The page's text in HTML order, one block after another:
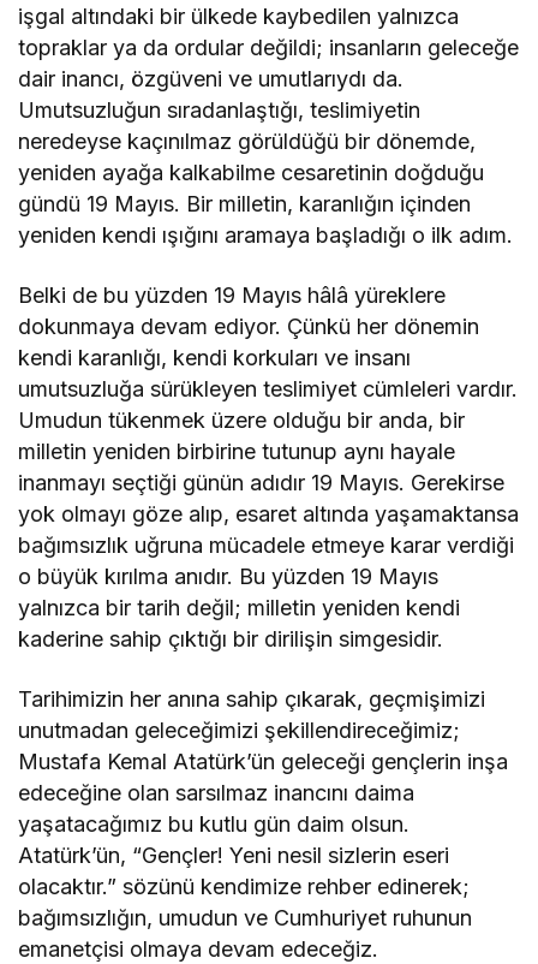
işgal altındaki bir ülkede kaybedilen yalnızca
topraklar ya da ordular değildi; insanların geleceğe
dair inancı, özgüveni ve umutlarıydı da.
Umutsuzluğun sıradanlaştığı, teslimiyetin
neredeyse kaçınılmaz görüldüğü bir dönemde,
yeniden ayağa kalkabilme cesaretinin doğduğu
gündü 19 Mayıs. Bir milletin, karanlığın içinden
yeniden kendi ışığını aramaya başladığı o ilk adım.
Belki de bu yüzden 19 Mayıs hâlâ yüreklere
dokunmaya devam ediyor. Çünkü her dönemin
kendi karanlığı, kendi korkuları ve insanı
umutsuzluğa sürükleyen teslimiyet cümleleri vardır.
Umudun tükenmek üzere olduğu bir anda, bir
milletin yeniden birbirine tutunup aynı hayale
inanmayı seçtiği günün adıdır 19 Mayıs. Gerekirse
yok olmayı göze alıp, esaret altında yaşamaktansa
bağımsızlık uğruna mücadele etmeye karar verdiği
o büyük kırılma anıdır. Bu yüzden 19 Mayıs
yalnızca bir tarih değil; milletin yeniden kendi
kaderine sahip çıktığı bir dirilişin simgesidir.
Tarihimizin her anına sahip çıkarak, geçmişimizi
unutmadan geleceğimizi şekillendireceğimiz;
Mustafa Kemal Atatürk’ün geleceği gençlerin inşa
edeceğine olan sarsılmaz inancını daima
yaşatacağımız bu kutlu gün daim olsun.
Atatürk’ün, “Gençler! Yeni nesil sizlerin eseri
olacaktır.” sözünü kendimize rehber edinerek;
bağımsızlığın, umudun ve Cumhuriyet ruhunun
emanetçisi olmaya devam edeceğiz.